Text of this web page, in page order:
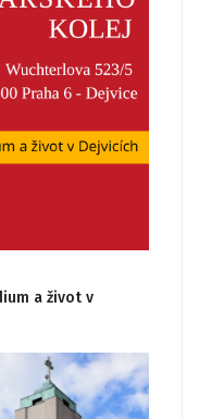
a život v